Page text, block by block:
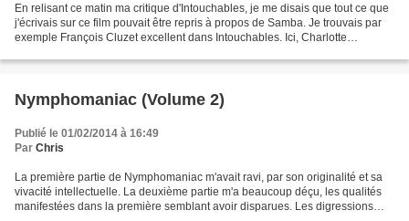
En relisant ce matin ma critique d'Intouchables, je me disais que tout ce que
j'écrivais sur ce film pouvait être repris à propos de Samba. Je trouvais par
exemple François Cluzet excellent dans Intouchables. Ici, Charlotte
Nymphomaniac (Volume 2)
Publié le 01/02/2014 à 16:49
Par Chris
La première partie de Nymphomaniac m'avait ravi, par son originalité et sa
vivacité intellectuelle. La deuxième partie m'a beaucoup déçu, les qualités
manifestées dans la première semblant avoir disparues. Les digressions